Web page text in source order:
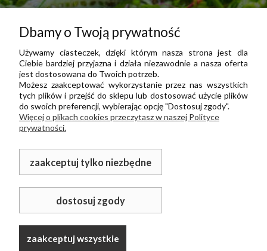
Dbamy o Twoją prywatność
Używamy ciasteczek, dzięki którym nasza strona jest dla
Ciebie bardziej przyjazna i działa niezawodnie a nasza oferta
jest dostosowana do Twoich potrzeb.
Możesz zaakceptować wykorzystanie przez nas wszystkich
tych plików i przejść do sklepu lub dostosować użycie plików
do swoich preferencji, wybierając opcję "Dostosuj zgody".
Więcej o plikach cookies przeczytasz w naszej Polityce
prywatności.
zaakceptuj tylko niezbędne
dostosuj zgody
zaakceptuj wszystkie